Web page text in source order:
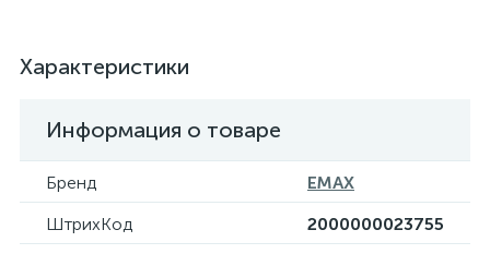
Характеристики
Информация о товаре
Бренд
EMAX
ШтрихКод
2000000023755